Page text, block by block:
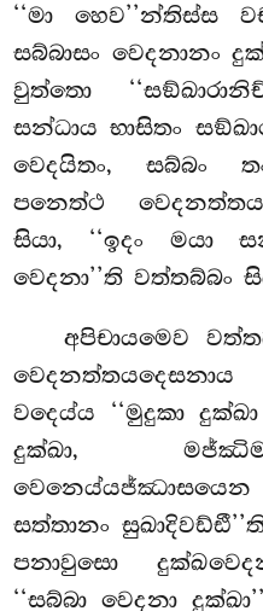
‘‘මා හෙව’’න්තිස්ස
සබ්බාසං වෙදනානං
වුත්තො
සන්ධාය භාසිතං
වෙදයිතං, සබ්බං
පනෙත්ථ
සියා, ‘‘ඉදං මයා
වෙදනා’’ති වත්තබ්බං
අපිචායමෙව
වෙදනත්තයදෙසනාය
වදෙය්ය ‘‘මුදුකා
දුක්ඛා,
සත්තානං
පනාවුසො
‘‘සබ්බා වෙදනා